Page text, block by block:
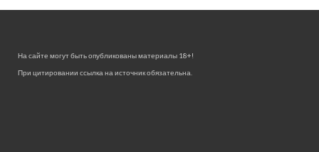
На сайте могут быть опубликованы материалы 18+!
При цитировании ссылка на источник обязательна.